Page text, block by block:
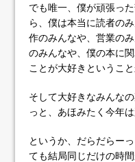
でも唯一、僕が頑張っ
ら、僕は本当に読者の
作のみんなや、営業の
のみんなや、僕の本に
ことが大好きというこ
そして大好きなみんな
っと、あほみたく今年
というか、だらだらー
ても結局同じだけの時